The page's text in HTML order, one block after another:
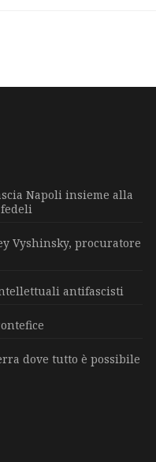
Napoli insieme alla
Vyshinsky, procuratore
antifascisti
dove tutto è possibile